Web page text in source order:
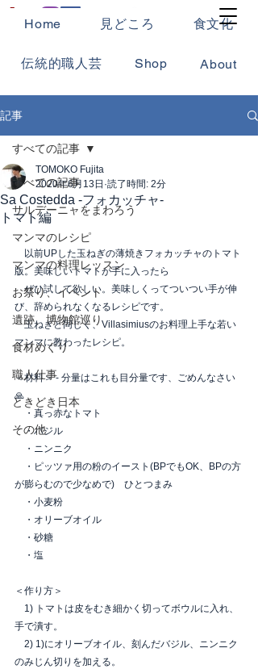
Home 見どころ 食文化
伝統的職人芸 Shop About
記事
すべての記事
サルデーニャをまわろう
マンマのレシピ
マンマの料理レッスン
お祭り、イベント
遺跡、博物館巡り
食材めぐり
職人仕事
ときどき日本
その他
すべての記事
Sa Costedda -フォカッチャ-
トマト編
TOMOKO Fujita
2020年6月13日 読了時間: 2分
以前UPした玉ねぎの薄焼きフォカッチャのトマト
版。美味しいトマトが手に入ったら
ぜひ試して欲しい。美味しくってついつい手が伸
び、辞められなくなるレシピです。
玉ねぎと同じく、Villasimiusのお料理上手な若い
マンマに教わったレシピ。
＜材料＞ - 分量はこれも目分量です、ごめんなさい
🙏
・真っ赤なトマト
・バジル
・ニンニク
・ピッツァ用の粉のイースト(BPでもOK、BPの方
が膨らむので少なめで)　ひとつまみ
・小麦粉
・オリーブオイル
・砂糖
・塩
＜作り方＞
1) トマトは皮をむき細かく切ってボウルに入れ、
手で潰す。
2) 1)にオリーブオイル、刻んだバジル、ニンニク
のみじん切りを加える。